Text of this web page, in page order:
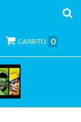
CARRITO 0